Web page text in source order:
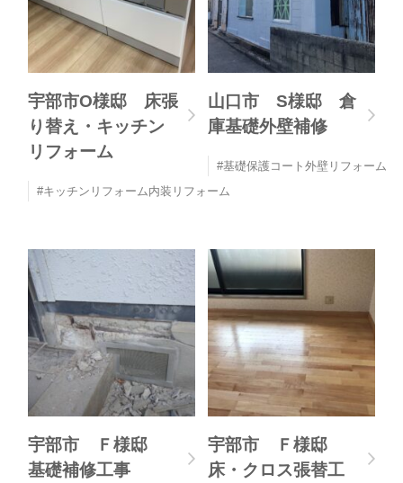
宇部市O様邸 床張
り替え・キッチン
リフォーム
キッチンリフォーム内装リフォーム
山口市 S様邸 倉
庫基礎外壁補修
基礎保護コート外壁リフォーム
宇部市 Ｆ様邸
基礎補修工事
宇部市 Ｆ様邸
床・クロス張替工